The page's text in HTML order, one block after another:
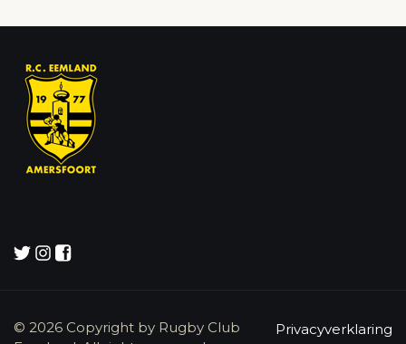
© 2026 Copyright by Rugby Club
Privacyverklaring